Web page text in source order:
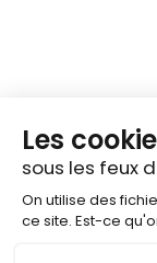
billet de
mesures